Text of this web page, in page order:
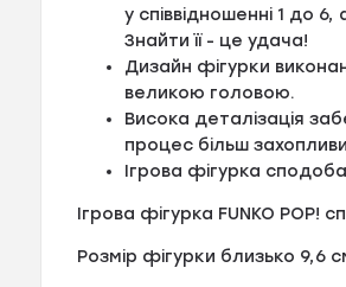
у співвідношенні 1 до
Знайти її - це удача!
Дизайн фігурки
великою головою.
Висока деталізація
процес більш
Ігрова фігурка
Ігрова фігурка FUNKO POP!
Розмір фігурки близько 9,6